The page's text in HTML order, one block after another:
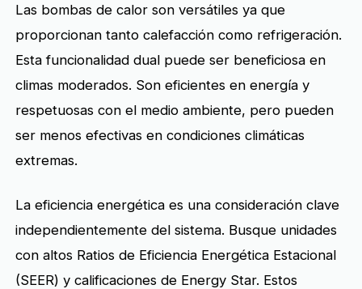
Las bombas de calor son versátiles ya que
proporcionan tanto calefacción como refrigeración.
Esta funcionalidad dual puede ser beneficiosa en
climas moderados. Son eficientes en energía y
respetuosas con el medio ambiente, pero pueden
ser menos efectivas en condiciones climáticas
extremas.
La eficiencia energética es una consideración clave
independientemente del sistema. Busque unidades
con altos Ratios de Eficiencia Energética Estacional
(SEER) y calificaciones de Energy Star. Estos